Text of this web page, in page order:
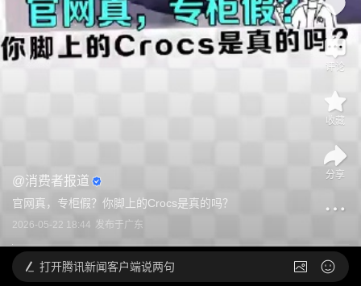
@消费者报道
官网真，专柜假？你脚上的Crocs是真的吗？
2026-05-22 18:44 发布于 广东
评论
收藏
分享
打开腾讯新闻客户端说两句